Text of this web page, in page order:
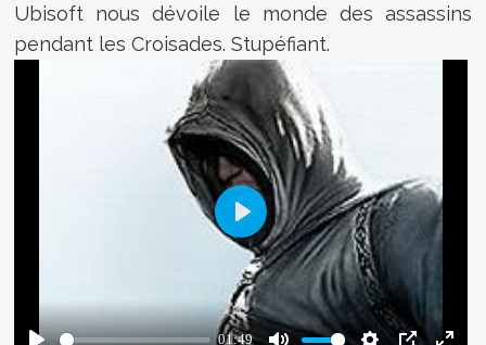
Ubisoft nous dévoile le monde des assassins
pendant les Croisades. Stupéfiant.